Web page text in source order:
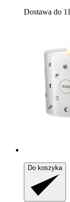
Dostawa do
Do koszyka